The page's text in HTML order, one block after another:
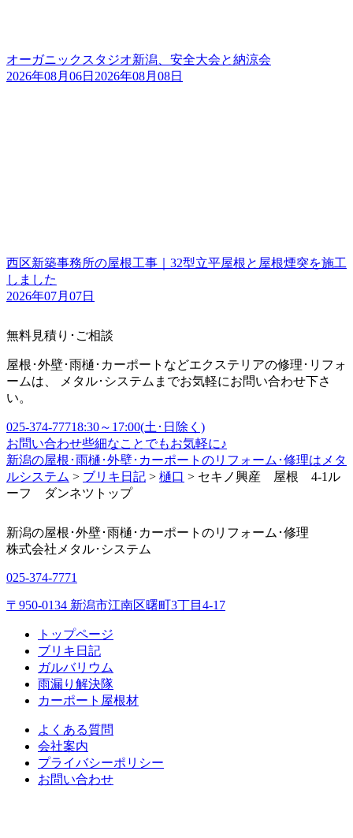
オーガニックスタジオ新潟、安全大会と納涼会
2026年08月06日 2026年08月08日
西区新築事務所の屋根工事｜32型立平屋根と屋根煙突を施工
しました
2026年07月07日
無料見積り･ご相談
屋根･外壁･雨樋･カーポートなどエクステリアの修理･リフォ
ームは、 メタル･システムまでお気軽にお問い合わせ下さ
い。
025-374-77718:30～17:00(土･日除く)
お問い合わせ些細なことでもお気軽に♪
新潟の屋根･雨樋･外壁･カーポートのリフォーム･修理はメタ
ルシステム > ブリキ日記 > 樋口 > セキノ興産 屋根 4-1ル
ーフ ダンネツトップ
新潟の屋根･外壁･雨樋･カーポートのリフォーム･修理
株式会社 メタル･システム
025-374-7771
〒950-0134 新潟市江南区曙町3丁目4-17
トップページ
ブリキ日記
ガルバリウム
雨漏り解決隊
カーポート屋根材
よくある質問
会社案内
プライバシーポリシー
お問い合わせ